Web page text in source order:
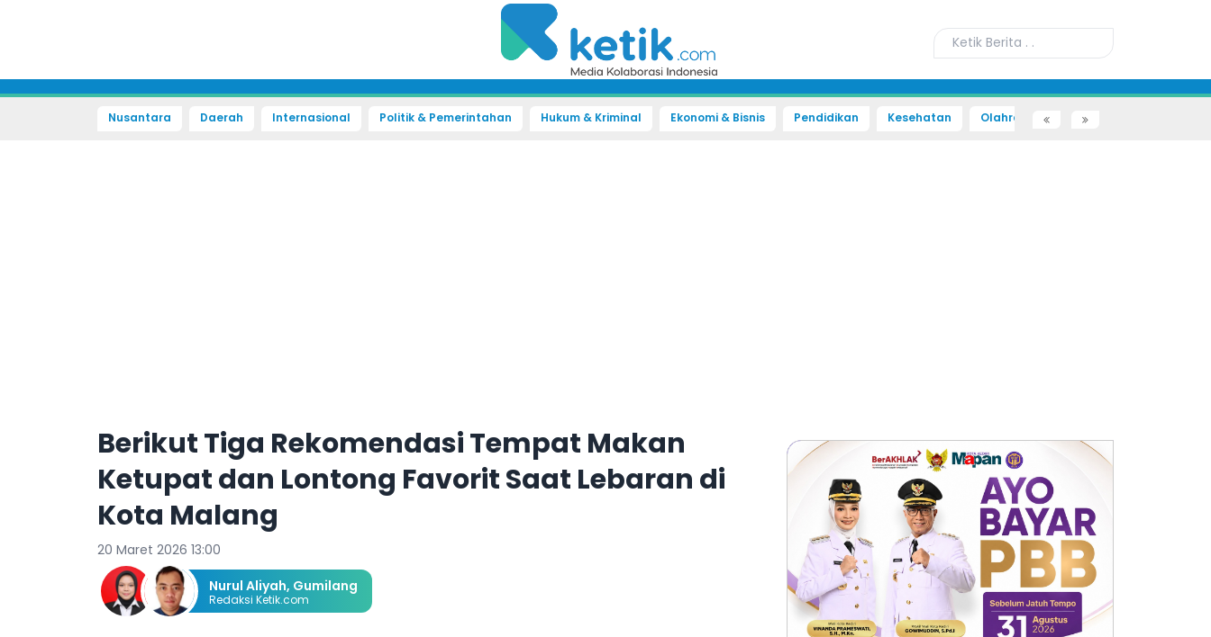
Nusantara Daerah Internasional Politik & Pemerintahan Hukum & Kriminal Ekonomi & Bisnis Pendidikan Kesehatan Olahraga Sains dan Teknologi
Berikut Tiga Rekomendasi Tempat Makan
Ketupat dan Lontong Favorit Saat Lebaran di
Kota Malang
20 Maret 2026 13:00
Nurul Aliyah, Gumilang
Redaksi Ketik.com